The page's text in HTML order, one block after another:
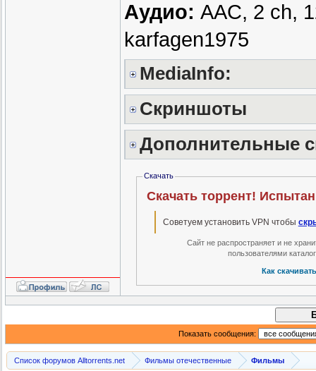
Аудио: AAC, 2 ch,
karfagen1975
MediaInfo:
Скриншоты
Дополнительные
Скачать
Скачать торрент!
Советуем установить VPN чтобы
Сайт не распространяет и не
пользователями
Как
Показать сообщения:
Список форумов Alltorrents.net Фильмы отечественные Фильмы